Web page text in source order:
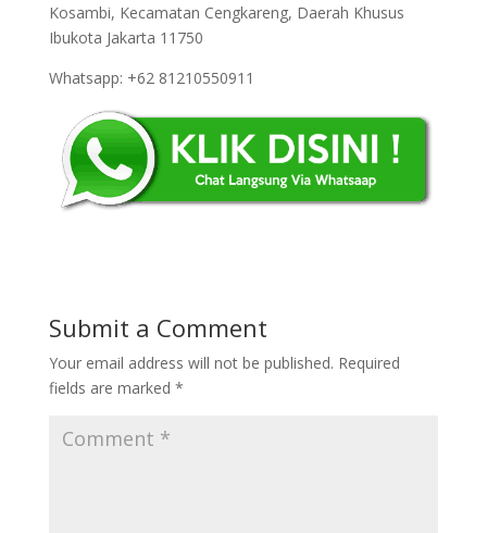
Kosambi, Kecamatan Cengkareng, Daerah Khusus
Ibukota Jakarta 11750
Whatsapp: +62 81210550911
Submit a Comment
Your email address will not be published. Required
fields are marked *